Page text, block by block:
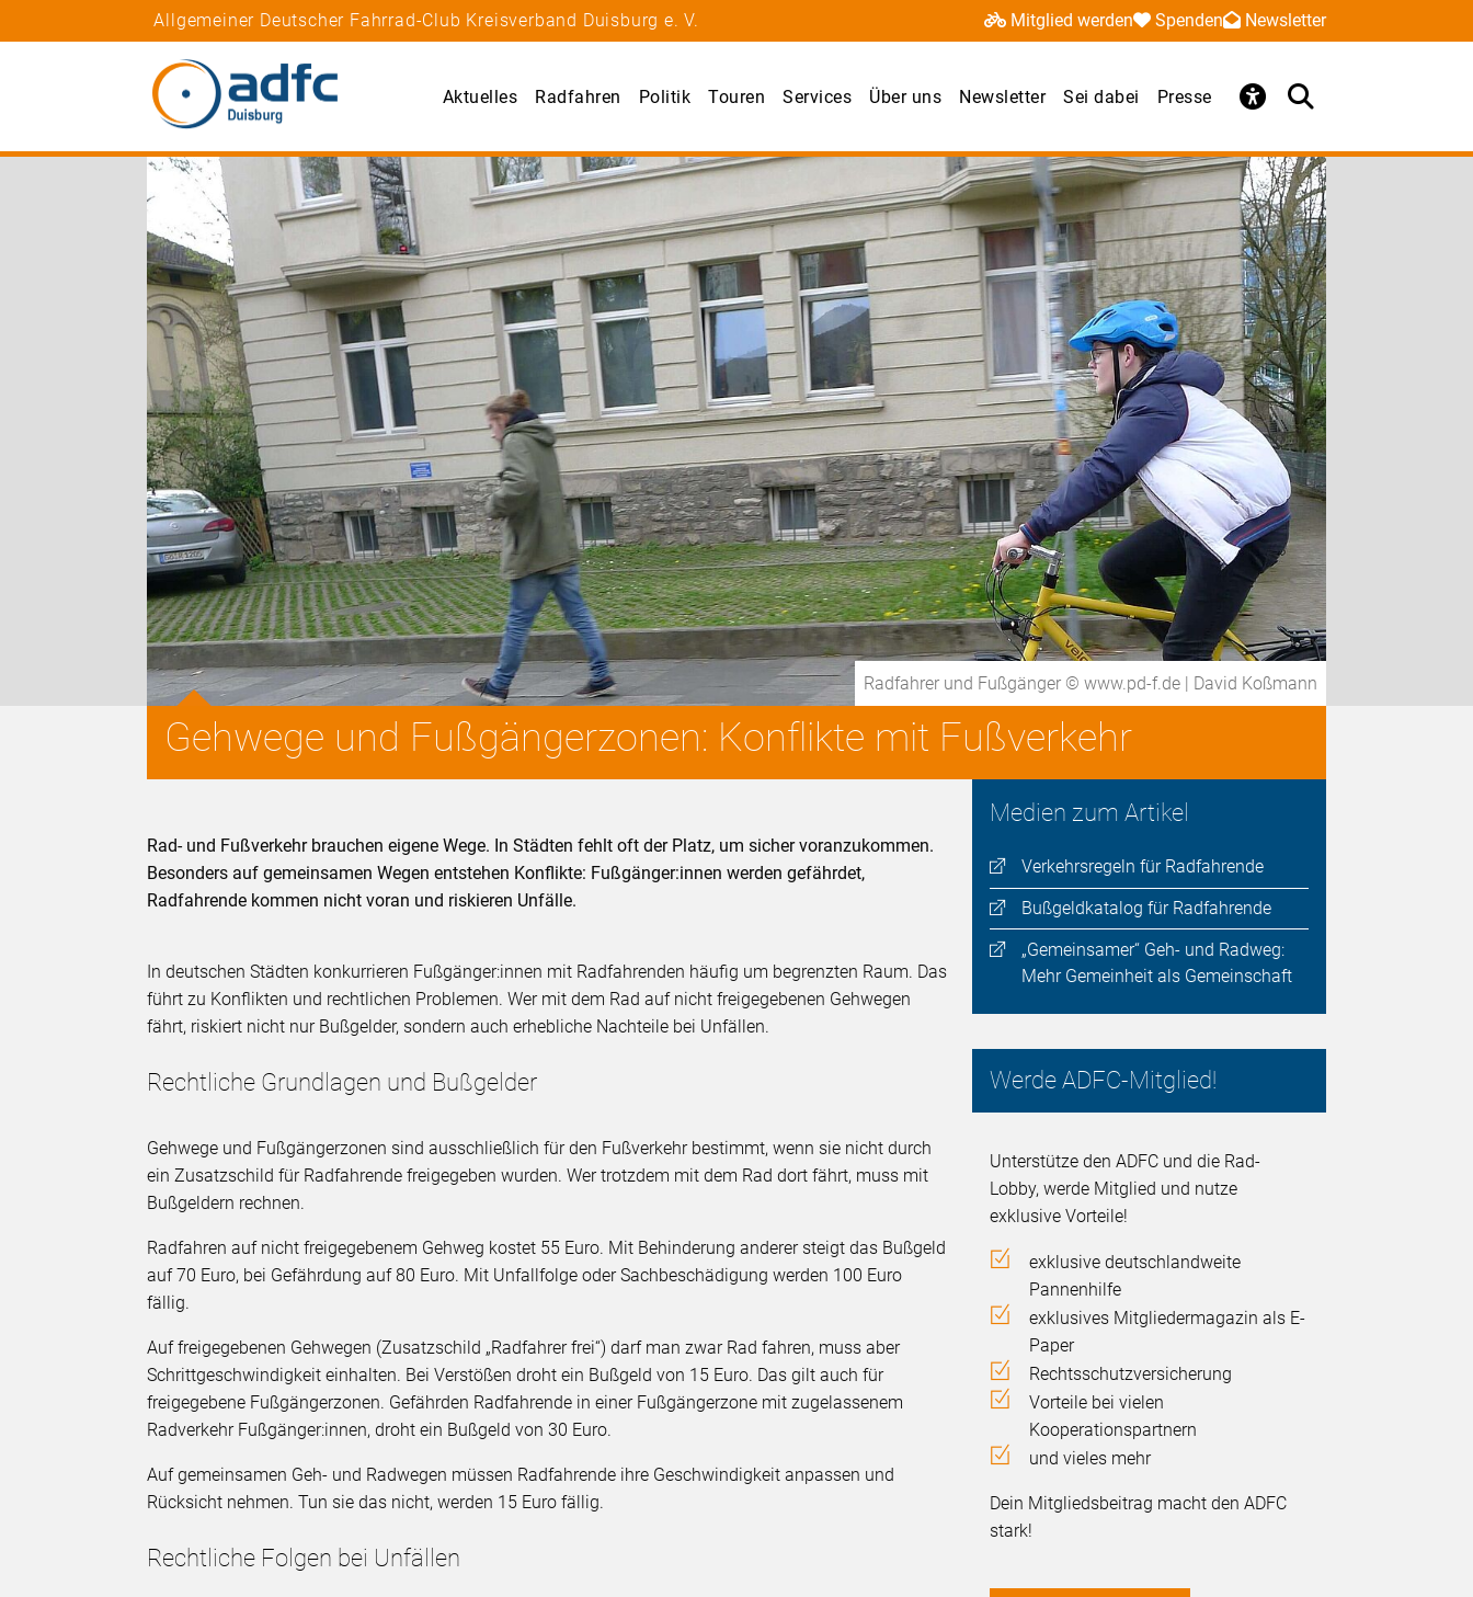
Allgemeiner Deutscher Fahrrad-Club Kreisverband Duisburg e. V. Mitglied werden Spenden Newsletter
Aktuelles Radfahren Politik Touren Services Über uns Newsletter Sei dabei Presse
Radfahrer und Fußgänger © www.pd-f.de | David Koßmann
Gehwege und Fußgängerzonen: Konflikte mit Fußverkehr
Medien zum Artikel
Verkehrsregeln für Radfahrende
Bußgeldkatalog für Radfahrende
„Gemeinsamer“ Geh- und Radweg:
Mehr Gemeinheit als Gemeinschaft
Werde ADFC-Mitglied!
Unterstütze den ADFC und die Rad-
Lobby, werde Mitglied und nutze
exklusive Vorteile!
exklusive deutschlandweite
Pannenhilfe
exklusives Mitgliedermagazin als E-
Paper
Rechtsschutzversicherung
Vorteile bei vielen
Kooperationspartnern
und vieles mehr
Dein Mitgliedsbeitrag macht den ADFC
stark!
Rad- und Fußverkehr brauchen eigene Wege. In Städten fehlt oft der Platz, um sicher voranzukommen.
Besonders auf gemeinsamen Wegen entstehen Konflikte: Fußgänger:innen werden gefährdet,
Radfahrende kommen nicht voran und riskieren Unfälle.
In deutschen Städten konkurrieren Fußgänger:innen mit Radfahrenden häufig um begrenzten Raum. Das
führt zu Konflikten und rechtlichen Problemen. Wer mit dem Rad auf nicht freigegebenen Gehwegen
fährt, riskiert nicht nur Bußgelder, sondern auch erhebliche Nachteile bei Unfällen.
Rechtliche Grundlagen und Bußgelder
Gehwege und Fußgängerzonen sind ausschließlich für den Fußverkehr bestimmt, wenn sie nicht durch
ein Zusatzschild für Radfahrende freigegeben wurden. Wer trotzdem mit dem Rad dort fährt, muss mit
Bußgeldern rechnen.
Radfahren auf nicht freigegebenem Gehweg kostet 55 Euro. Mit Behinderung anderer steigt das Bußgeld
auf 70 Euro, bei Gefährdung auf 80 Euro. Mit Unfallfolge oder Sachbeschädigung werden 100 Euro
fällig.
Auf freigegebenen Gehwegen (Zusatzschild „Radfahrer frei“) darf man zwar Rad fahren, muss aber
Schrittgeschwindigkeit einhalten. Bei Verstößen droht ein Bußgeld von 15 Euro. Das gilt auch für
freigegebene Fußgängerzonen. Gefährden Radfahrende in einer Fußgängerzone mit zugelassenem
Radverkehr Fußgänger:innen, droht ein Bußgeld von 30 Euro.
Auf gemeinsamen Geh- und Radwegen müssen Radfahrende ihre Geschwindigkeit anpassen und
Rücksicht nehmen. Tun sie das nicht, werden 15 Euro fällig.
Rechtliche Folgen bei Unfällen